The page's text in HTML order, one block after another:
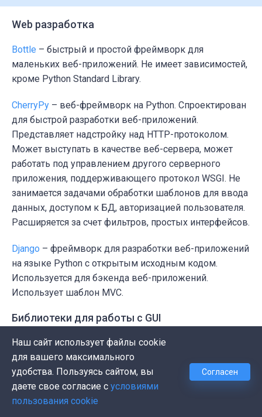
Web разработка
Bottle – быстрый и простой фреймворк для
маленьких веб-приложений. Не имеет зависимостей,
кроме Python Standard Library.
CherryPy – веб-фреймворк на Python. Спроектирован
для быстрой разработки веб-приложений.
Представляет надстройку над HTTP-протоколом.
Может выступать в качестве веб-сервера, может
работать под управлением другого серверного
приложения, поддерживающего протокол WSGI. Не
занимается задачами обработки шаблонов для ввода
данных, доступом к БД, авторизацией пользователя.
Расширяется за счет фильтров, простых интерфейсов.
Django – фреймворк для разработки веб-приложений
на языке Python с открытым исходным кодом.
Используется для бэкенда веб-приложений.
Использует шаблон MVC.
Библиотеки для работы с GUI
PyQt – GUI фрэймворк для python позволяет
создавать приложения с графическим
пользовательским интерфейсом. Разработан
британской компанией Riverbank Computing. Работает
на платформах, поддерживаемых Qt: Linux. Unix, Mac,
Наш сайт использует файлы cookie
для вашего максимального
удобства. Пользуясь сайтом, вы
даете свое согласие с условиями
пользования cookie
Согласен